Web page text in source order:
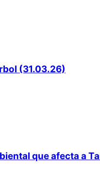
(31.03.26)
que afecta a